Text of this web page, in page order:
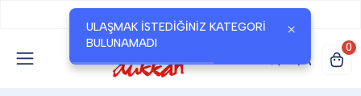
TED DÜKKAN
TED YAYINLARI
0
×
ULAŞMAK ISTEDIĞINIZ KATEGORI
BULUNAMADI